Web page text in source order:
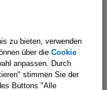
die beim
oder Nutzung von
nicht gehaftet. Falls
gilt
die in den
zu bieten, verwenden
über die Cookie
anpassen. Durch
stimmen Sie der
Buttons "Alle